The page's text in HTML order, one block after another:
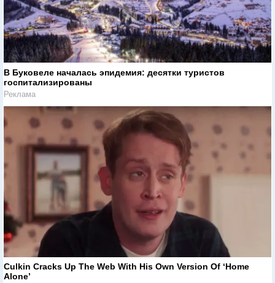
В Буковеле началась эпидемия: десятки туристов
госпитализированы
Реклама
Culkin Cracks Up The Web With His Own Version Of ‘Home
Alone’